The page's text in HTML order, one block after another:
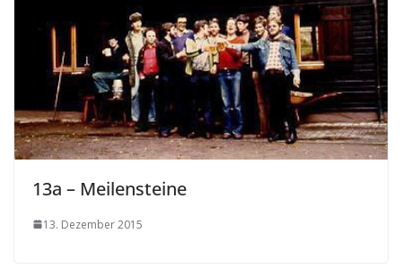
13a – Meilensteine
13. Dezember 2015